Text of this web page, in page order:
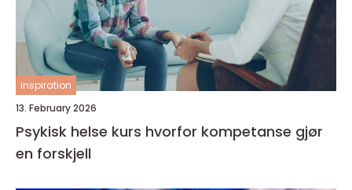
inspiration
13. February 2026
Psykisk helse kurs hvorfor kompetanse gjør
en forskjell